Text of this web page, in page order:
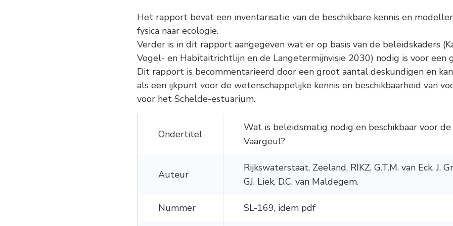
2030 Schelde-estuarium
-Droogte Kanaal Gent-
Terneuzen
-Pilot Welzinge en
Het rapport bevat een inventarisatie van de beschikbare kennis en
fysica naar ecologie.
Verder is in dit rapport aangegeven wat er op basis van de beleidskaders
Vogel- en Habitaitrichtlijn en de Langetermijnvisie 2030) nodig is voor een
Dit rapport is becommentarieerd door een groot aantal deskundigen en
als een ijkpunt voor de wetenschappelijke kennis en beschikbaarheid van
voor het Schelde-estuarium.
Ondertitel
Wat is beleidsmatig nodig en beschikbaar voor de
Vaargeul?
Auteur
Rijkswaterstaat, Zeeland, RIKZ, G.T.M. van Eck, J.
GJ. Liek, D.C. van Maldegem.
Nummer SL-169, idem pdf